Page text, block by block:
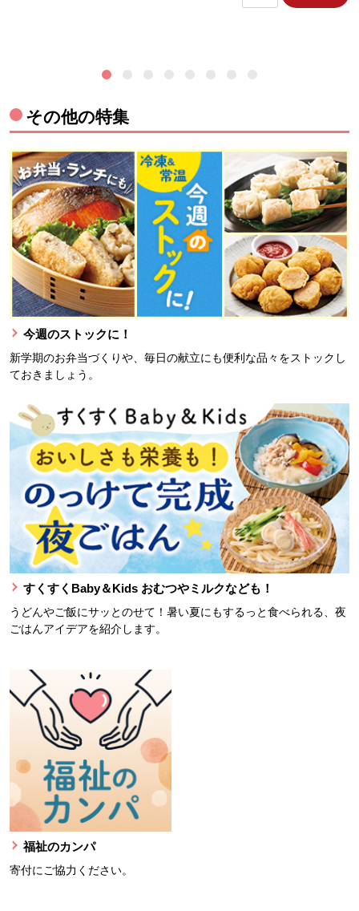
その他の特集
今週のストックに！
新学期のお弁当づくりや、毎日の献立にも便利な品々をストックし
ておきましょう。
すくすくBaby＆Kids おむつやミルクなども！
うどんやご飯にサッとのせて！暑い夏にもするっと食べられる、夜
ごはんアイデアを紹介します。
福祉のカンパ
寄付にご協力ください。